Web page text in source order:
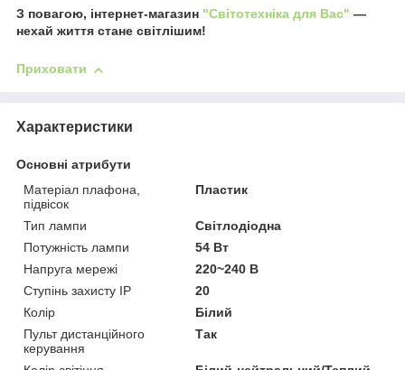
З повагою, інтернет-магазин "Світотехніка для Вас" —
нехай життя стане світлішим!
Приховати
Характеристики
Основні атрибути
Матеріал плафона,
підвісок
Пластик
Тип лампи
Світлодіодна
Потужність лампи
54 Вт
Напруга мережі
220~240 В
Ступінь захисту IP
20
Колір
Білий
Пульт дистанційного
керування
Так